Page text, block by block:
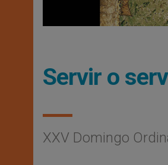
Servir o
XXV Domingo